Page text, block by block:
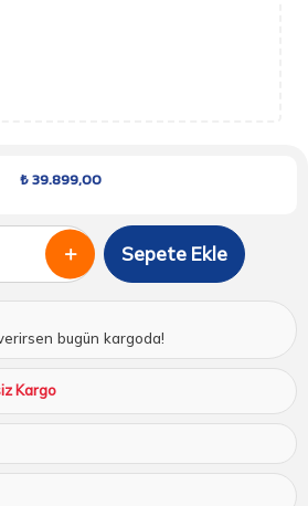
₺39.899,00
Sepete Ekle
bugün kargoda!
Kargo